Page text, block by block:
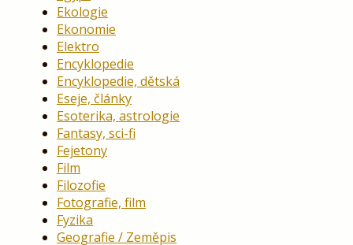
Ekologie
Ekonomie
Elektro
Encyklopedie
Encyklopedie, dětská
Eseje, články
Esoterika, astrologie
Fantasy, sci-fi
Fejetony
Film
Filozofie
Fotografie, film
Fyzika
Geografie / Zeměpis